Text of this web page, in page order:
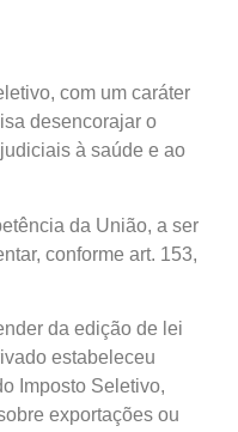
com um caráter
desencorajar o
à saúde e ao
da União, a ser
conforme art. 153,
da edição de lei
estabeleceu
Imposto Seletivo,
exportações ou